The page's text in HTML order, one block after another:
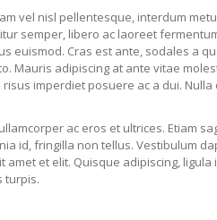
vel nisl pellentesque, interdum
semper, libero ac laoreet
euismod. Cras est ante, sodales a
Mauris adipiscing at ante vitae
imperdiet posuere ac a dui.
ac eros et ultrices. Etiam
id, fringilla non tellus. Vestibulum
et elit. Quisque adipiscing,
turpis.